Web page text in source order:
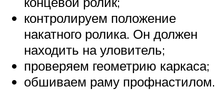
контролируем положение
накатного ролика. Он должен
находить на уловитель;
проверяем геометрию каркаса;
обшиваем раму профнастилом.